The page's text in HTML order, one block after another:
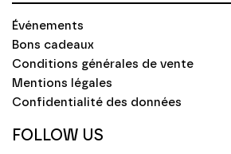
Événements
Bons cadeaux
Conditions générales de vente
Mentions légales
Confidentialité des données
FOLLOW US